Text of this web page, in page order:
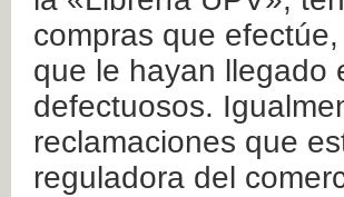
compras que
que le hayan llegado
defectuosos.
reclamaciones que
reguladora del